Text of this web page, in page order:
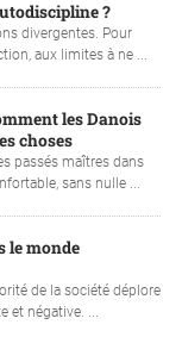
?
divergentes. Pour
aux limites à ne ...
les Danois
choses
passés maîtres dans
sans nulle ...
le monde
de la société déplore
et négative. ...